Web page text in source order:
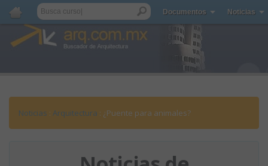
Documentos Noticias
Noticias : Arquitectura : ¿Puente para animales?